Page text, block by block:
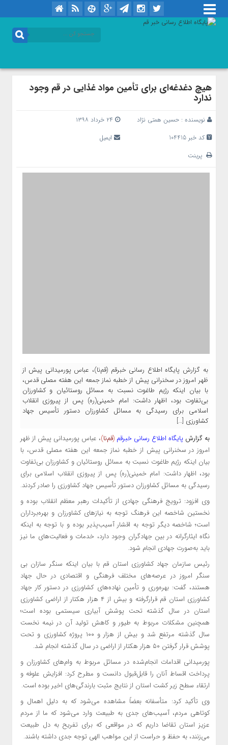
هیچ دغدغه‌ای برای تأمین مواد غذایی در قم وجود
ندارد
نویسنده : حسین همتی نژاد
کد خبر 104415
ایمیل
پرینت
به گزارش پایگاه اطلاع رسانی خبرقم (قم‌نا)، عباس پورمیدانی پیش از
ظهر امروز در سخنرانی پیش از خطبه نماز جمعه این هفته مصلی قدس،
با بیان اینکه رژیم طاغوت نسبت به مسائل روستائیان و کشاورزان
بی‌تفاوت بود، اظهار داشت: امام خمینی(ره) پس از پیروزی انقلاب
اسلامی برای رسیدگی به مسائل کشاورزان دستور تأسیس جهاد
کشاورزی […]
به گزارش پایگاه اطلاع رسانی خبرقم (قم‌نا)، عباس پورمیدانی پیش از ظهر
امروز در سخنرانی پیش از خطبه نماز جمعه این هفته مصلی قدس، با
بیان اینکه رژیم طاغوت نسبت به مسائل روستائیان و کشاورزان بی‌تفاوت
بود، اظهار داشت: امام خمینی(ره) پس از پیروزی انقلاب اسلامی برای
رسیدگی به مسائل کشاورزان دستور تأسیس جهاد کشاورزی را صادر کردند.
وی افزود: ترویج فرهنگی جهادی از تأکیدات رهبر معظم انقلاب بوده و
نخستین شاخصه این فرهنگ توجه به نیازهای کشاورزان و بهره‌برداران
است؛ شاخصه دیگر توجه به اقشار آسیب‌پذیر بوده و با توجه به اینکه
نگاه ایثارگرانه در بین جهادگران وجود دارد، خدمات و فعالیت‌های ما نیز
باید به‌صورت جهادی انجام شود.
رئیس سازمان جهاد کشاورزی استان قم با بیان اینکه سنگر سازان بی
سنگر امروز در عرصه‌های مختلف فرهنگی و اقتصادی در حال جهاد
هستند، گفت: بهره‌وری و تأمین نهاده‌های کشاورزی در دستور کار جهاد
کشاورزی استان قم قرارگرفته و بیش از ۴ هزار هکتار از اراضی کشاورزی
استان در سال گذشته تحت پوشش آبیاری سیستمی بوده است؛
همچنین مشکلات مربوط به طیور و کاهش تولید آن در نیمه نخست
سال گذشته مرتفع شد و بیش از هزار و ۱۰۰ پروژه کشاورزی و تحت
پوشش قرار گرفتن ۵۰ هزار هکتار از اراضی در سال گذشته انجام شد.
پورمیدانی اقدامات انجام‌شده در مسائل مربوط به وام‌های کشاورزان و
پرداخت اقساط آنان را قابل‌قبول دانست و مطرح کرد: افزایش علوفه و
ارتقاء سطح زیر کشت استان از نتایج مثبت بارندگی‌های اخیر بوده است.
وی تأکید کرد: متأسفانه بعضاً مشاهده می‌شود که به دلیل اهمال و
کوتاهی مردم، آسیب‌های جدی به طبیعت وارد می‌شود که ما از مردم
عزیز استان تقاضا داریم که در مواقعی که برای تفریح به دل طبیعت
می‌زنند، به حفظ و حراست از این مواهب الهی توجه جدی داشته باشند.